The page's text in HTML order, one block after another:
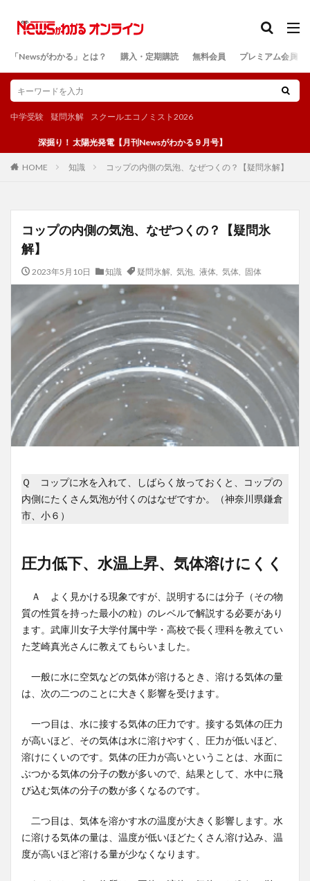
「Newsがわかる」とは？ 購入・定期購読 無料会員 プレミアム会員
中学受験 疑問氷解 スクールエコノミスト2026
深掘り！ 太陽光発電【月刊Newsがわかる９月号】
HOME 知識 コップの内側の気泡、なぜつくの？【疑問氷解】
コップの内側の気泡、なぜつくの？【疑問氷
解】
2023年5月10日 知識 疑問氷解 気泡 液体 気体 固体
Ｑ コップに水を入れて、しばらく放っておくと、コップの
内側にたくさん気泡が付くのはなぜですか。（神奈川県鎌倉
市、小６）
圧力低下、水温上昇、気体溶けにくく
Ａ よく見かける現象ですが、説明するには分子（その物
質の性質を持った最小の粒）のレベルで解説する必要があり
ます。武庫川女子大学付属中学・高校で長く理科を教えてい
た芝崎真光さんに教えてもらいました。
一般に水に空気などの気体が溶けるとき、溶ける気体の量
は、次の二つのことに大きく影響を受けます。
一つ目は、水に接する気体の圧力です。接する気体の圧力
が高いほど、その気体は水に溶けやすく、圧力が低いほど、
溶けにくいのです。気体の圧力が高いということは、水面に
ぶつかる気体の分子の数が多いので、結果として、水中に飛
び込む気体の分子の数が多くなるのです。
二つ目は、気体を溶かす水の温度が大きく影響します。水
に溶ける気体の量は、温度が低いほどたくさん溶け込み、温
度が高いほど溶ける量が少なくなります。
検索